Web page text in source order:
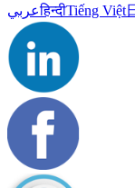
عربيहिन्दीTiếng Việt